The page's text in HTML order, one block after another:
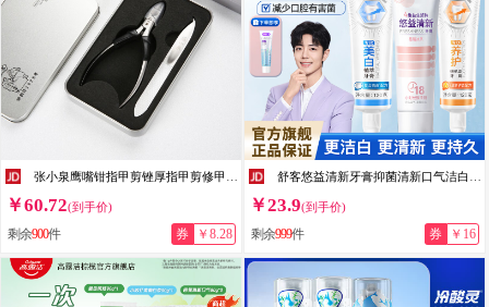
￥60.72(到手价)
剩余900件 券 ￥8.28
￥23.9(到手价)
剩余999件 券 ￥16